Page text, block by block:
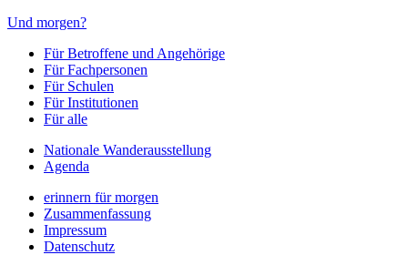
Und morgen?
Für Betroffene und Angehörige
Für Fachpersonen
Für Schulen
Für Institutionen
Für alle
Nationale Wanderausstellung
Agenda
erinnern für morgen
Zusammenfassung
Impressum
Datenschutz